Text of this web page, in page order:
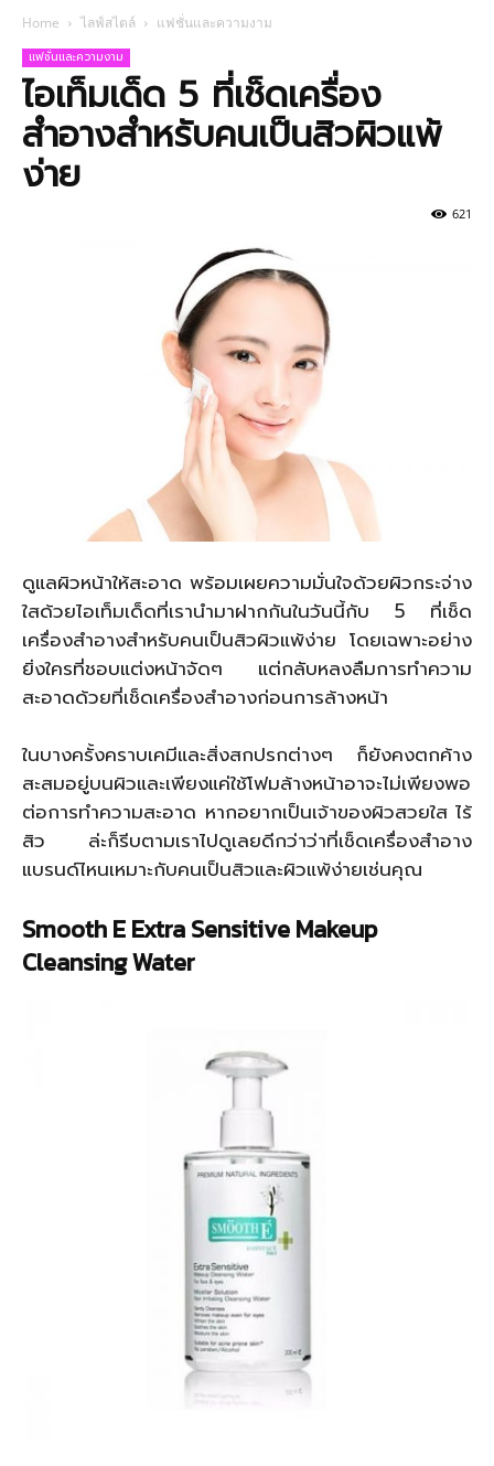
Home ไลฟ์สไตล์ แฟชั่นและความงาม
แฟชั่นและความงาม
ไอเท็มเด็ด 5 ที่เช็ดเครื่อง
สำอางสำหรับคนเป็นสิวผิวแพ้
ง่าย
621
ดูแลผิวหน้าให้สะอาด พร้อมเผยความมั่นใจด้วยผิวกระจ่าง
ใสด้วยไอเท็มเด็ดที่เรานำมาฝากกันในวันนี้กับ 5 ที่เช็ด
เครื่องสำอางสำหรับคนเป็นสิวผิวแพ้ง่าย โดยเฉพาะอย่าง
ยิ่งใครที่ชอบแต่งหน้าจัดๆ แต่กลับหลงลืมการทำความ
สะอาดด้วยที่เช็ดเครื่องสำอางก่อนการล้างหน้า
ในบางครั้งคราบเคมีและสิ่งสกปรกต่างๆ ก็ยังคงตกค้าง
สะสมอยู่บนผิวและเพียงแค่ใช้โฟมล้างหน้าอาจะไม่เพียงพอ
ต่อการทำความสะอาด หากอยากเป็นเจ้าของผิวสวยใส ไร้
สิว ล่ะก็รีบตามเราไปดูเลยดีกว่าว่าที่เช็ดเครื่องสำอาง
แบรนด์ไหนเหมาะกับคนเป็นสิวและผิวแพ้ง่ายเช่นคุณ
Smooth E Extra Sensitive Makeup
Cleansing Water